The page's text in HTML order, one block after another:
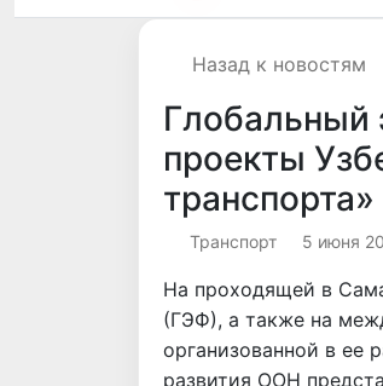
Назад к новостям
Глобальный
проекты
транспорта»
Транспорт 5 июня
На проходящей в
(ГЭФ), а также на
организованной в ее
развития ООН